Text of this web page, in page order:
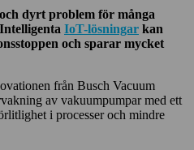
dyrt problem för många
IoT-lösningar kan
och sparar mycket
från Busch Vacuum
av vakuumpumpar med ett
i processer och mindre